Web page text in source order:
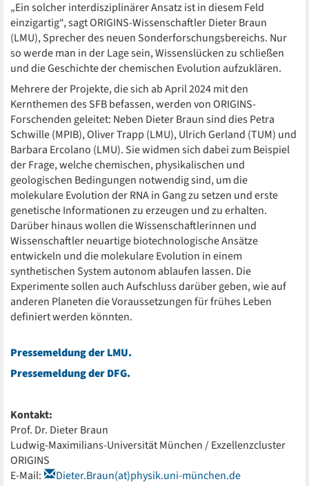
„Ein solcher interdisziplinärer Ansatz ist in diesem Feld
einzigartig“, sagt ORIGINS-Wissenschaftler Dieter Braun
(LMU), Sprecher des neuen Sonderforschungsbereichs. Nur
so werde man in der Lage sein, Wissenslücken zu schließen
und die Geschichte der chemischen Evolution aufzuklären.
Mehrere der Projekte, die sich ab April 2024 mit den
Kernthemen des SFB befassen, werden von ORIGINS-
Forschenden geleitet: Neben Dieter Braun sind dies Petra
Schwille (MPIB), Oliver Trapp (LMU), Ulrich Gerland (TUM) und
Barbara Ercolano (LMU). Sie widmen sich dabei zum Beispiel
der Frage, welche chemischen, physikalischen und
geologischen Bedingungen notwendig sind, um die
molekulare Evolution der RNA in Gang zu setzen und erste
genetische Informationen zu erzeugen und zu erhalten.
Darüber hinaus wollen die Wissenschaftlerinnen und
Wissenschaftler neuartige biotechnologische Ansätze
entwickeln und die molekulare Evolution in einem
synthetischen System autonom ablaufen lassen. Die
Experimente sollen auch Aufschluss darüber geben, wie auf
anderen Planeten die Voraussetzungen für frühes Leben
definiert werden könnten.
Pressemeldung der LMU.
Pressemeldung der DFG.
Kontakt:
Prof. Dr. Dieter Braun
Ludwig-Maximilians-Universität München / Exzellenzcluster
ORIGINS
E-Mail:
Dieter.Braun(at)physik.uni-münchen.de